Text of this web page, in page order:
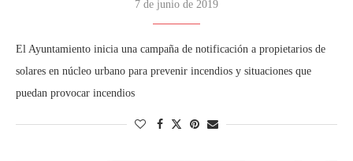
7 de junio de 2019
El Ayuntamiento inicia una campaña de notificación a propietarios de
solares en núcleo urbano para prevenir incendios y situaciones que
puedan provocar incendios